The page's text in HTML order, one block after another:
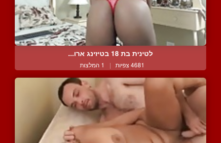
לטינית בת 18 בטיזינג ארו...
4681 צפיות | 1 המלצות